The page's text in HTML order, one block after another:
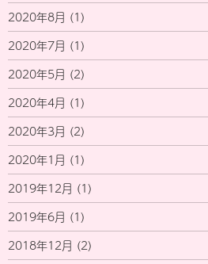
2020年8月 (1)
2020年7月 (1)
2020年5月 (2)
2020年4月 (1)
2020年3月 (2)
2020年1月 (1)
2019年12月 (1)
2019年6月 (1)
2018年12月 (2)